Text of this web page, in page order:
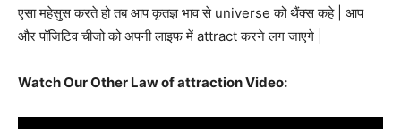
एसा महेसुस करते हो तब आप कृतज्ञ भाव से universe को थैंक्स कहे | आप
और पॉजिटिव चीजो को अपनी लाइफ में attract करने लग जाएगे |
Watch Our Other Law of attraction Video: